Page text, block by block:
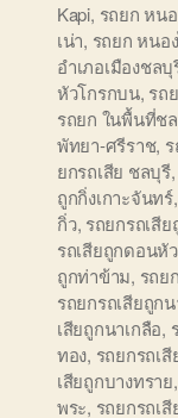
Kapi, รถยก หน
เน่า, รถยก หนอ
อำเภอเมืองชล
หัวโกรกบน, รถ
รถยก ในพื้นที่ช
พัทยา-ศรีราช,
ยกรถเสีย ชลบุรี,
ถูกกิ่งเกาะจันทร์,
กิ่ว, รถยกรถเสี
รถเสียถูกดอนหั
ถูกท่าข้าม, รถย
รถยกรถเสียถูก
เสียถูกนาเกลือ,
ทอง, รถยกรถเ
เสียถูกบางทราย,
พระ, รถยกรถเ